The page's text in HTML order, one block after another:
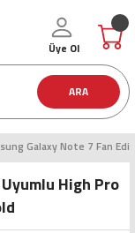
ARA
Üye Ol
Galaxy Note 7 Fan
High Pro